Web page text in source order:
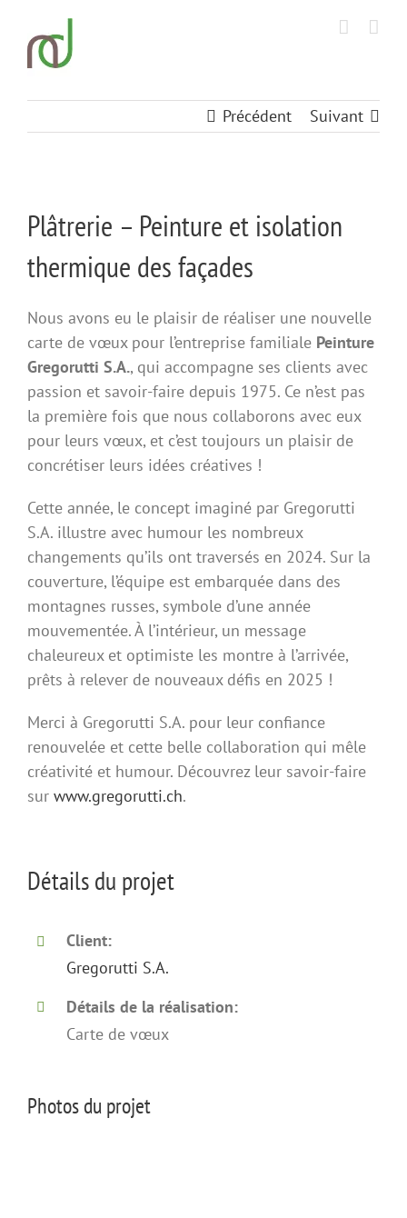
contenu
Précédent Suivant
Larger
Plâtrerie – Peinture et isolation
thermique des façades
Nous avons eu le plaisir de réaliser une nouvelle
carte de vœux pour l’entreprise familiale Peinture
Gregorutti S.A., qui accompagne ses clients avec
passion et savoir-faire depuis 1975. Ce n’est pas
la première fois que nous collaborons avec eux
pour leurs vœux, et c’est toujours un plaisir de
concrétiser leurs idées créatives !
Cette année, le concept imaginé par Gregorutti
S.A. illustre avec humour les nombreux
changements qu’ils ont traversés en 2024. Sur la
couverture, l’équipe est embarquée dans des
montagnes russes, symbole d’une année
mouvementée. À l’intérieur, un message
chaleureux et optimiste les montre à l’arrivée,
prêts à relever de nouveaux défis en 2025 !
Merci à Gregorutti S.A. pour leur confiance
renouvelée et cette belle collaboration qui mêle
créativité et humour. Découvrez leur savoir-faire
sur www.gregorutti.ch.
Détails du projet
Client:
Gregorutti S.A.
Détails de la réalisation:
Carte de vœux
Photos du projet